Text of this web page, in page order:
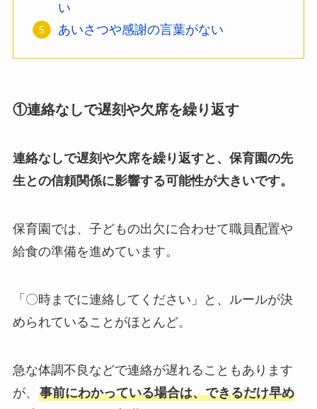
い
あいさつや感謝の言葉がない
①連絡なしで遅刻や欠席を繰り返す
連絡なしで遅刻や欠席を繰り返すと、保育園の先
生との信頼関係に影響する可能性が大きいです。
保育園では、子どもの出欠に合わせて職員配置や
給食の準備を進めています。
「〇時までに連絡してください」と、ルールが決
められていることがほとんど。
急な体調不良などで連絡が遅れることもあります
が、 事前にわかっている場合は、できるだけ早め